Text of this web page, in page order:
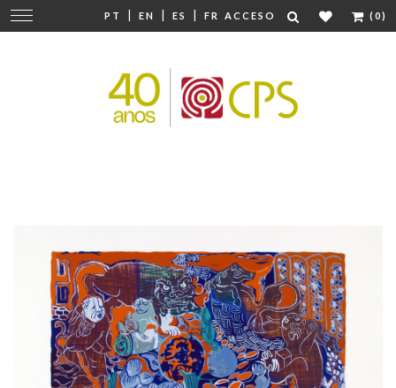
PT | EN | ES | FR ACCESO (0)
Cambiar
navegación